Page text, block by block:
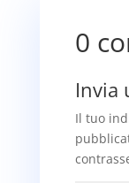
0
Invia
Il tuo